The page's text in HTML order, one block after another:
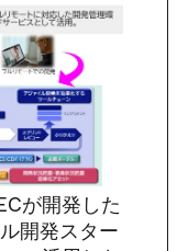
が開発した
開発スター